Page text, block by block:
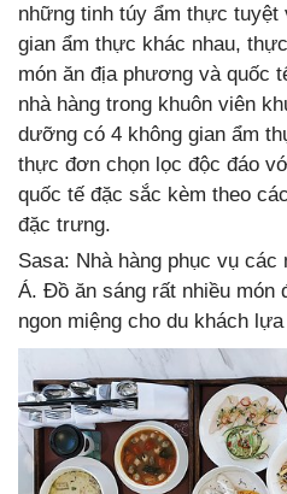
những tinh túy ẩm thực
gian ẩm thực khác nhau,
món ăn địa phương và quốc
nhà hàng trong khuôn viên
dưỡng có 4 không gian ẩm
thực đơn chọn lọc độc đáo
quốc tế đặc sắc kèm theo
đặc trưng.
Sasa: Nhà hàng phục vụ
Á. Đồ ăn sáng rất nhiều
ngon miệng cho du khách